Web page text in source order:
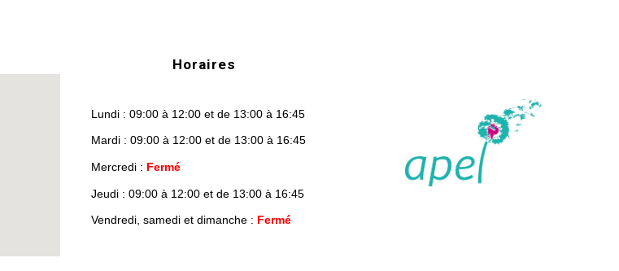
Horaires
Lundi : 09:00 à 12:00 et de 13:00 à 16:45
Mardi : 09:00 à 12:00 et de 13:00 à 16:45
Mercredi : Fermé
Jeudi : 09:00 à 12:00 et de 13:00 à 16:45
Vendredi, samedi et dimanche : Fermé